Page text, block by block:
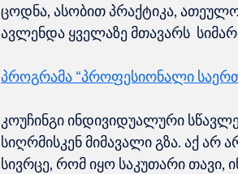
ცოდნა, ასობით პრაქტიკა,
ავლენდა ყველაზე მთავარს
პროგრამა “პროფესიონალი
კოუჩინგი ინდივიდუალური
სიღრმისკენ მიმავალი გზა. აქ არ
სივრცე, რომ იყო საკუთარი თავი,